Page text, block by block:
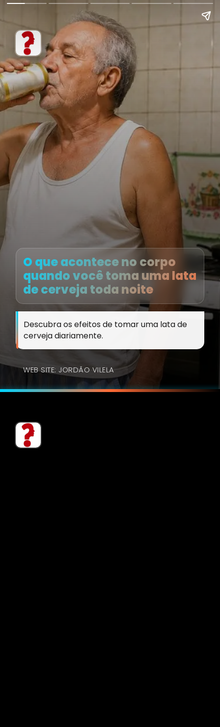
O que acontece no corpo
quando você toma uma lata
de cerveja toda noite
Descubra os efeitos de tomar uma lata de
cerveja diariamente.
WEB SITE: JORDÃO VILELA